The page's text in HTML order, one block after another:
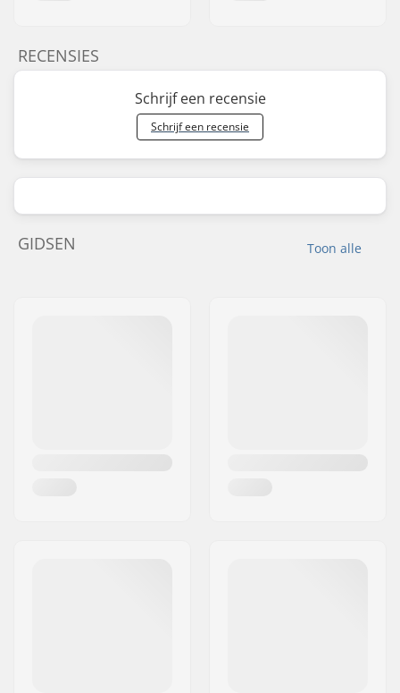
RECENSIES
Schrijf een recensie
Schrijf een recensie
Toon alle
GIDSEN